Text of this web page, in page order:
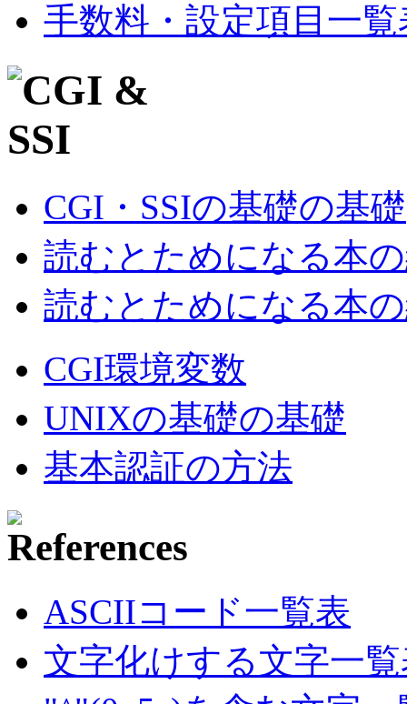
手数料・設定項目一覧
CGI・SSIの基礎の基礎
読むとためになる本
読むとためになる本
CGI環境変数
UNIXの基礎の基礎
基本認証の方法
ASCIIコード一覧表
文字化けする文字一